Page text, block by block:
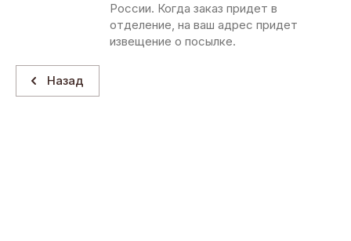
России. Когда заказ придет в
отделение, на ваш адрес придет
извещение о посылке.
Назад